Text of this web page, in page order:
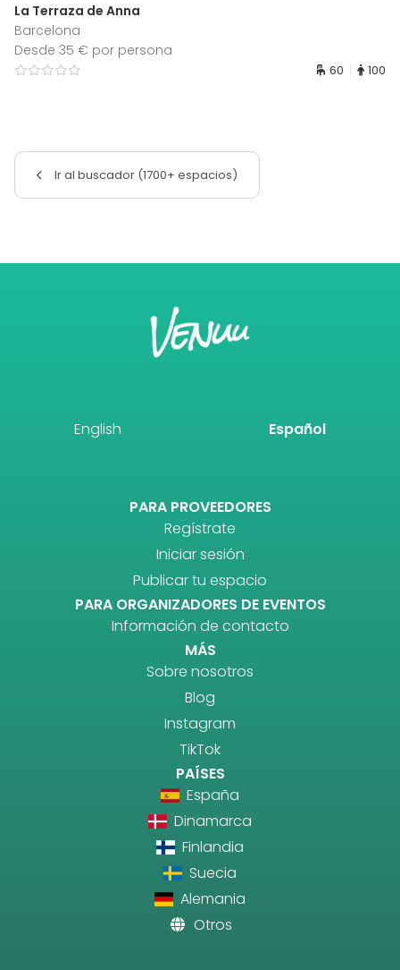
La Terraza de Anna
Barcelona
Desde 35 € por persona
60 100
Ir al buscador (1700+ espacios)
English Español
PARA PROVEEDORES
Regístrate
Iniciar sesión
Publicar tu espacio
PARA ORGANIZADORES DE EVENTOS
Información de contacto
MÁS
Sobre nosotros
Blog
Instagram
TikTok
PAÍSES
España
Dinamarca
Finlandia
Suecia
Alemania
Otros